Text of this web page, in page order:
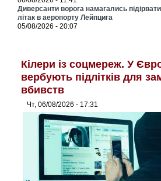
Диверсанти ворога намагались
літак в аеропорту Лейпцига
05/08/2026 - 20:07
Кілери із соцмереж. У
вербують підлітків для
вбивств
Чт, 06/08/2026 - 17:31